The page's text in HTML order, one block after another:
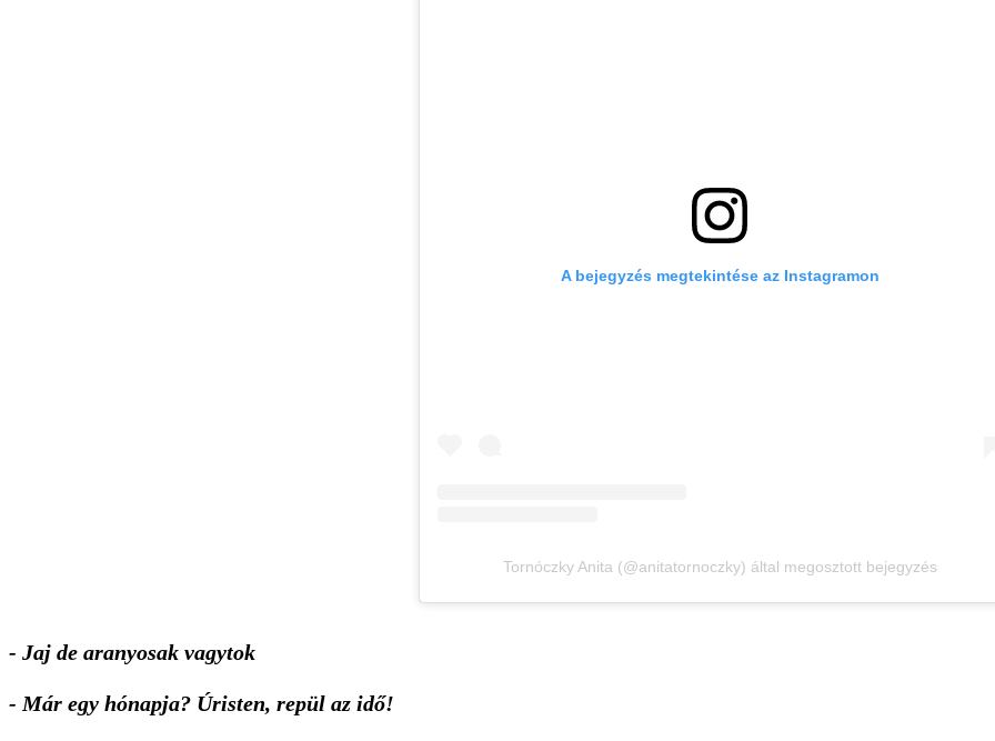
A bejegyzés megtekintése az Instagramon
Tornóczky Anita (@anitatornoczky) által megosztott bejegyzés
- Jaj de aranyosak vagytok
- Már egy hónapja? Úristen, repül az idő!